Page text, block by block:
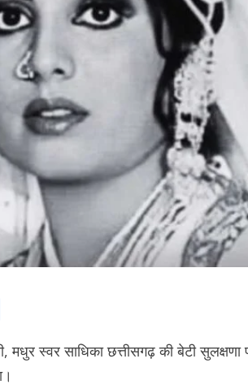
मधुर स्वर साधिका छत्तीसगढ़ की बेटी